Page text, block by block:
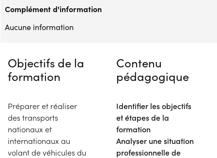
Complément d'information
Aucune information
Objectifs de la
formation
Préparer et réaliser
des transports
nationaux et
internationaux au
volant de véhicules du
Contenu
pédagogique
Identifier les objectifs
et étapes de la
formation
Analyser une situation
professionnelle de